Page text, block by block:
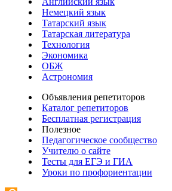
Немецкий язык
Татарский язык
Татарская литература
Технология
Экономика
ОБЖ
Астрономия
Объявления репетиторов
Каталог репетиторов
Бесплатная регистрация
Полезное
Педагогическое сообщество
Учителю о сайте
Тесты для ЕГЭ и ГИА
Уроки по профориентации